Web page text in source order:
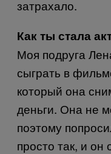
затрахало.
Как ты стала
Моя подруга
сыграть в
который она
деньги. Она не
поэтому
просто так, и